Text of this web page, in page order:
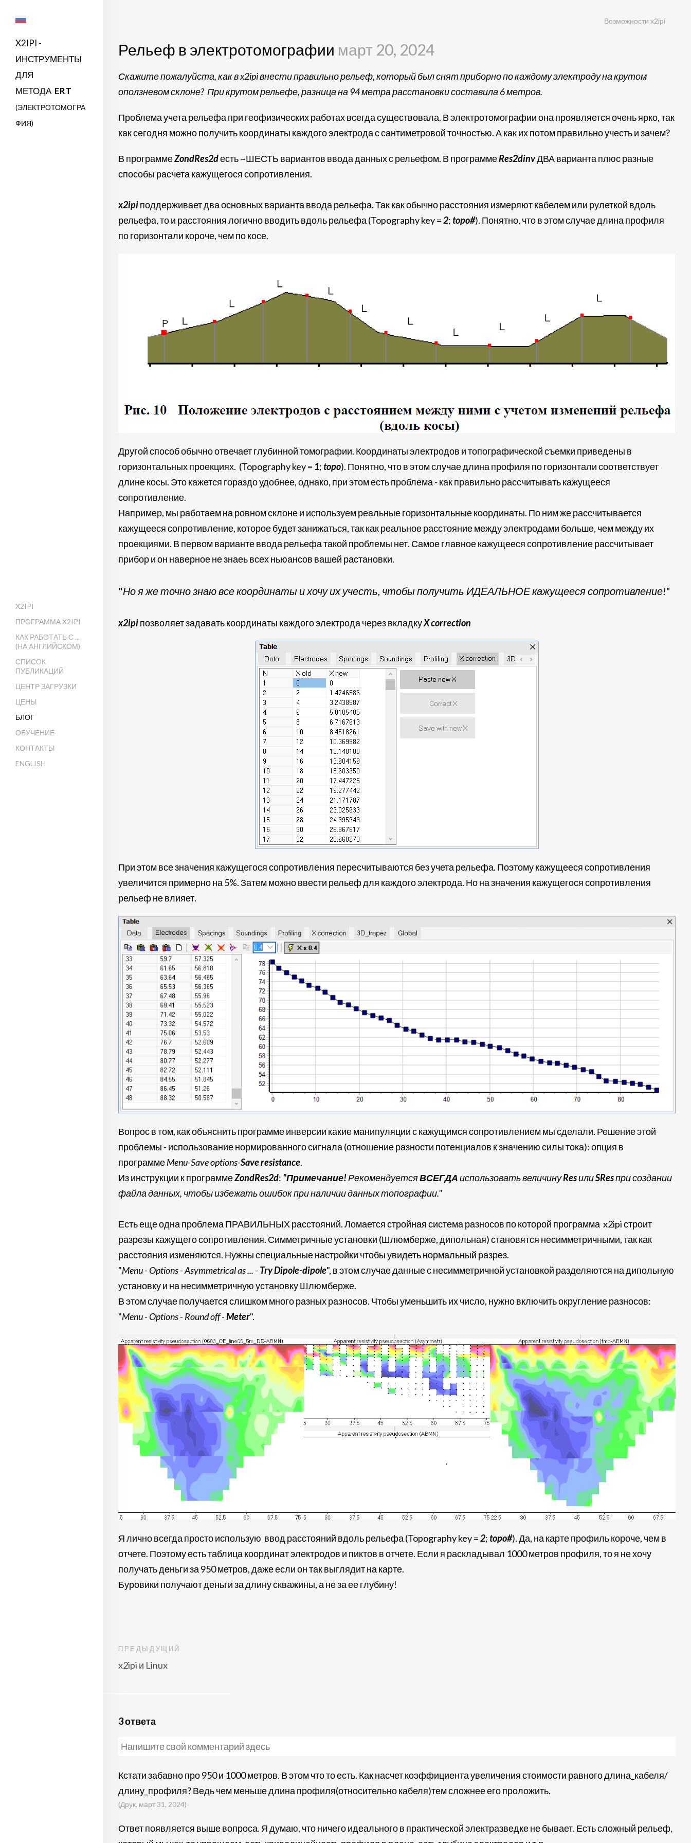
X2IPI -
ИНСТРУМЕНТЫ
ДЛЯ
МЕТОДА ERT
(ЭЛЕКТРОТОМОГРА
ФИЯ)
X2IPI
ПРОГРАММА X2IPI
КАК РАБОТАТЬ С ...
(НА АНГЛИЙСКОМ)
СПИСОК
ПУБЛИКАЦИЙ
ЦЕНТР ЗАГРУЗКИ
ЦЕНЫ
БЛОГ
ОБУЧЕНИЕ
КОНТАКТЫ
ENGLISH
Возможности x2ipi
Рельеф в электротомографии март 20, 2024
Скажите пожалуйста, как в x2ipi внести правильно рельеф, который был снят приборно по каждому электроду на крутом
оползневом склоне? При крутом рельефе, разница на 94 метра расстановки составила 6 метров.
Проблема учета рельефа при геофизических работах всегда существовала. В электротомографии она проявляется очень ярко, так
как сегодня можно получить координаты каждого электрода с сантиметровой точностью. А как их потом правильно учесть и зачем?
В программеZondRes2dесть ~ШЕСТЬ вариантов ввода данных с рельефом. В программеRes2dinvДВА варианта плюс разные
способы расчета кажущегося сопротивления.
x2ipiподдерживает два основных варианта ввода рельефа. Так как обычно расстояния измеряют кабелем или рулеткой вдоль
рельефа, то и расстояния логично вводить вдоль рельефа (Topography key =2;topo#). Понятно, что в этом случае длина профиля
по горизонтали короче, чем по косе.
Другой способ обычно отвечает глубинной томографии. Координаты электродов и топографической съемки приведены в
горизонтальных проекциях. (Topography key = 1;topo). Понятно, что в этом случае длина профиля по горизонтали соответствует
длине косы. Это кажется гораздо удобнее, однако, при этом есть проблема - как правильно рассчитывать кажущееся
сопротивление.
Например, мы работаем на ровном склоне и используем реальные горизонтальные координаты. По ним же рассчитывается
кажущееся сопротивление, которое будет занижаться, так как реальное расстояние между электродами больше, чем между их
проекциями. В первом варианте ввода рельефа такой проблемы нет. Самое главное кажущееся сопротивление рассчитывает
прибор и он наверное не знаеь всех ньюансов вашей растановки.
"Но я же точно знаю все координаты и хочу их учесть, чтобы получить ИДЕАЛЬНОЕ кажущееся сопротивление!"
x2ipiпозволяет задавать координаты каждого электрода через вкладкуX correction
При этом все значения кажущегося сопротивления пересчитываются без учета рельефа. Поэтому кажущееся сопротивления
увеличится примерно на 5%. Затем можно ввести рельеф для каждого электрода. Но на значения кажущегося сопротивления
рельеф не влияет.
Вопрос в том, как объяснить программе инверсии какие манипуляции с кажущимся сопротивлением мы сделали. Решение этой
проблемы - использование нормированного сигнала (отношение разности потенциалов к значению силы тока): опция в
программеMenu-Save options-Save resistance.
Из инструкции к программеZondRes2d: "Примечание!РекомендуетсяВСЕГДАиспользовать величинуResилиSResпри создании
файла данных, чтобы избежать ошибок при наличии данных топографии."
Есть еще одна проблема ПРАВИЛЬНЫХ расстояний. Ломается стройная система разносов по которой программа x2ipi строит
разрезы кажущего сопротивления. Симметричные установки (Шлюмберже, дипольная) становятся несимметричными, так как
расстояния изменяются. Нужны специальные настройки чтобы увидеть нормальный разрез.
"Menu - Options - Asymmetrical as ... - Try Dipole-dipole", в этом случае данные с несимметричной установкой разделяются на дипольную
установку и на несимметричную установку Шлюмберже.
В этом случае получается слишком много разных разносов. Чтобы уменьшить их число, нужно включить округление разносов:
"Menu - Options - Round off -Meter".
Я лично всегда просто использую ввод расстояний вдоль рельефа (Topography key =2;topo#). Да, на карте профиль короче, чем в
отчете. Поэтому есть таблица координат электродов и пиктов в отчете. Если я раскладывал 1000 метров профиля, то я не хочу
получать деньги за 950 метров, даже если он так выглядит на карте.
Буровики получают деньги за длину скважины, а не за ее глубину!
ПРЕДЫДУЩИЙ
x2ipi и Linux
3 ответа
Кстати забавно про 950 и 1000 метров. В этом что то есть. Как насчет коэффициента увеличения стоимости равного длина_кабеля/
длину_профиля? Ведь чем меньше длина профиля(относительно кабеля)тем сложнее его проложить.
(Друк, март 31, 2024)
Ответ появляется выше вопроса. Я думаю, что ничего идеального в практической электразведке не бывает. Есть сложный рельеф,